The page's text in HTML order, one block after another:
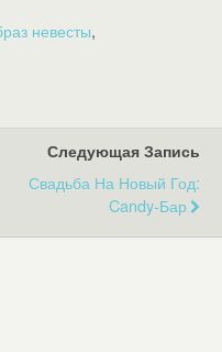
невесты,
Следующая Запись
Свадьба На Новый Год:
Candy-Бар